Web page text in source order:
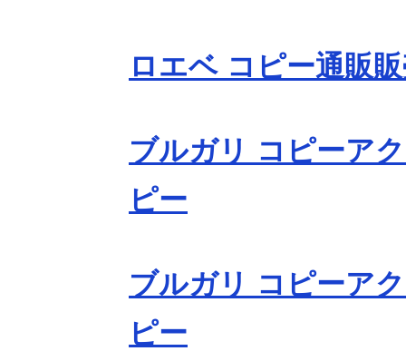
ロエベ コピー通販
ブルガリ コピーア
ピー
ブルガリ コピーア
ピー